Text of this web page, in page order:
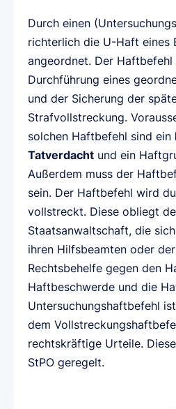
Durch einen
richterlich die U-Haft eines
angeordnet. Der
Durchführung eines
und der Sicherung der
Strafvollstreckung.
solchen Haftbefehl sind ein
Tatverdacht und ein
Außerdem muss der
sein. Der Haftbefehl wird
vollstreckt. Diese obliegt
Staatsanwaltschaft, die
ihren Hilfsbeamten oder
Rechtsbehelfe gegen den
Haftbeschwerde und die
Untersuchungshaftbefehl
dem
rechtskräftige Urteile.
StPO geregelt.